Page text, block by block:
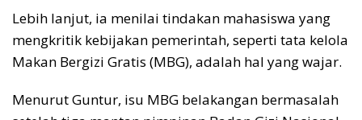
Lebih lanjut, ia menilai tindakan mahasiswa yang
mengkritik kebijakan pemerintah, seperti tata kelola
Makan Bergizi Gratis (MBG), adalah hal yang wajar.
Menurut Guntur, isu MBG belakangan bermasalah